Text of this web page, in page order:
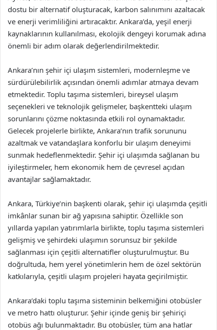
dostu bir alternatif oluşturacak, karbon salınımını azaltacak
ve enerji verimliliğini artıracaktır. Ankara’da, yeşil enerji
kaynaklarının kullanılması, ekolojik dengeyi korumak adına
önemli bir adım olarak değerlendirilmektedir.
Ankara’nın şehir içi ulaşım sistemleri, modernleşme ve
sürdürülebilirlik açısından önemli adımlar atmaya devam
etmektedir. Toplu taşıma sistemleri, bireysel ulaşım
seçenekleri ve teknolojik gelişmeler, başkentteki ulaşım
sorunlarını çözme noktasında etkili rol oynamaktadır.
Gelecek projelerle birlikte, Ankara’nın trafik sorununu
azaltmak ve vatandaşlara konforlu bir ulaşım deneyimi
sunmak hedeflenmektedir. Şehir içi ulaşımda sağlanan bu
iyileştirmeler, hem ekonomik hem de çevresel açıdan
avantajlar sağlamaktadır.
Ankara, Türkiye’nin başkenti olarak, şehir içi ulaşımda çeşitli
imkânlar sunan bir ağ yapısına sahiptir. Özellikle son
yıllarda yapılan yatırımlarla birlikte, toplu taşıma sistemleri
gelişmiş ve şehirdeki ulaşımın sorunsuz bir şekilde
sağlanması için çeşitli alternatifler oluşturulmuştur. Bu
doğrultuda, hem yerel yönetimlerin hem de özel sektörün
katkılarıyla, çeşitli ulaşım projeleri hayata geçirilmiştir.
Ankara’daki toplu taşıma sisteminin belkemiğini otobüsler
ve metro hattı oluşturur. Şehir içinde geniş bir şehiriçi
otobüs ağı bulunmaktadır. Bu otobüsler, tüm ana hatlar